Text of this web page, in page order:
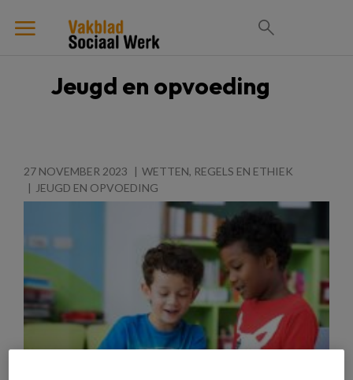
Jeugd en opvoeding
27 NOVEMBER 2023
WETTEN, REGELS EN ETHIEK
JEUGD EN OPVOEDING